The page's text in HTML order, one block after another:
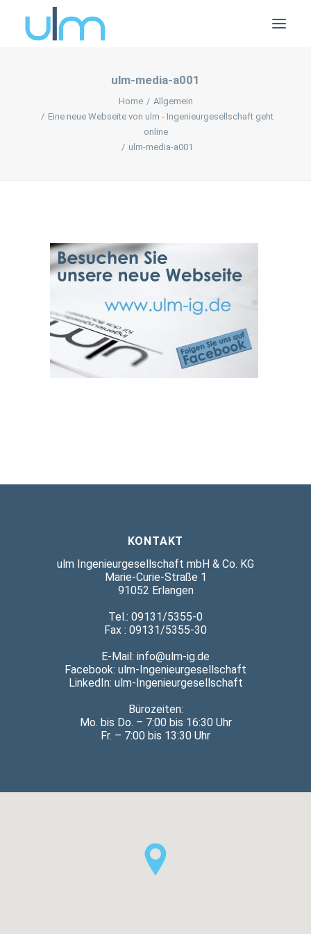
ulm-media-a001
Home
Allgemein
Eine neue Webseite von ulm - Ingenieurgesellschaft geht
online
ulm-media-a001
KONTAKT
ulm Ingenieurgesellschaft mbH & Co. KG
Marie-Curie-Straße 1
91052 Erlangen
Tel.: 09131/5355-0
Fax : 09131/5355-30
E-Mail: info@ulm-ig.de
Facebook: ulm-Ingenieurgesellschaft
LinkedIn: ulm-Ingenieurgesellschaft
Bürozeiten:
Mo. bis Do. – 7:00 bis 16:30 Uhr
Fr. – 7:00 bis 13:30 Uhr